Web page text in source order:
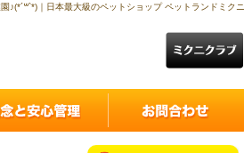
♪(*´꒳`*)｜日本最大級のペットショップ ペットランドミクニ